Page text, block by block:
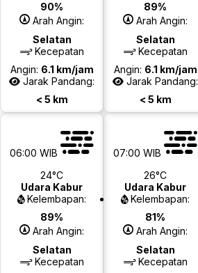
90%
Arah Angin:
Selatan
Kecepatan
Angin: 6.1 km/jam
Jarak Pandang:
< 5 km
89%
Arah Angin:
Selatan
Kecepatan
Angin: 6.1 km/jam
Jarak Pandang:
< 5 km
06:00 WIB
24°C
Udara Kabur
Kelembapan:
89%
Arah Angin:
Selatan
Kecepatan
07:00 WIB
26°C
Udara Kabur
Kelembapan:
81%
Arah Angin:
Selatan
Kecepatan